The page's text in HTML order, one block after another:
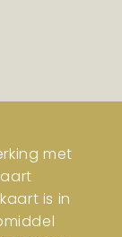
met
is in